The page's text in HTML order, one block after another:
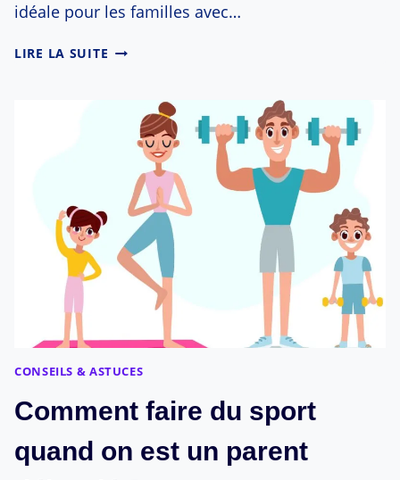
idéale pour les familles avec…
LIRE LA SUITE VOYAGER
ENFANTS
CONSEILS
ASTUCES
UTILES
CONSEILS & ASTUCES
Comment faire du sport
quand on est un parent